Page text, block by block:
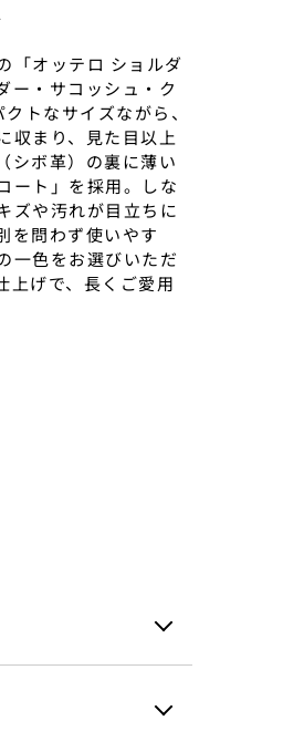
「オッテロ ショルダ
ー・サコッシュ・ク
トなサイズながら、
収まり、見た目以上
シボ革）の裏に薄い
ート」を採用。しな
ズや汚れが目立ちに
を問わず使いやす
一色をお選びいただ
上げで、長くご愛用